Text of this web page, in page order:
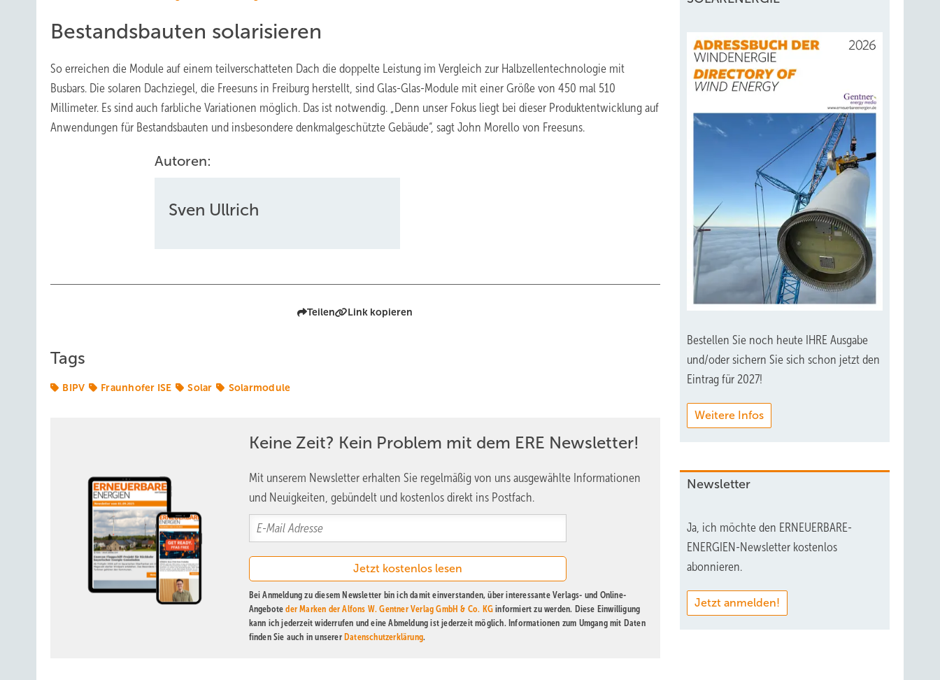
Bestandsbauten solarisieren
So erreichen die Module auf einem teilverschatteten Dach die doppelte Leistung im Vergleich zur Halbzellentechnologie mit
Busbars. Die solaren Dachziegel, die Freesuns in Freiburg herstellt, sind Glas-Glas-Module mit einer Größe von 450 mal 510
Millimeter. Es sind auch farbliche Variationen möglich. Das ist notwendig. „Denn unser Fokus liegt bei dieser Produktentwicklung auf
Anwendungen für Bestandsbauten und insbesondere denkmalgeschützte Gebäude“, sagt John Morello von Freesuns.
Autoren:
Sven Ullrich
Teilen Link kopieren
Tags
BIPV Fraunhofer ISE Solar Solarmodule
Keine Zeit? Kein Problem mit dem ERE Newsletter!
Mit unserem Newsletter erhalten Sie regelmäßig von uns ausgewählte Informationen
und Neuigkeiten, gebündelt und kostenlos direkt ins Postfach.
Bei Anmeldung zu diesem Newsletter bin ich damit einverstanden, über interessante Verlags- und Online-
Angeboteder Marken der Alfons W. Gentner Verlag GmbH & Co. KG informiert zu werden. Diese Einwilligung
kann ich jederzeit widerrufen und eine Abmeldung ist jederzeit möglich. Informationen zum Umgang mit Daten
finden Sie auch in unserer Datenschutzerklärung.
Bestellen Sie noch heute IHRE Ausgabe
und/oder sichern Sie sich schon jetzt den
Eintrag für 2027!
Weitere Infos
Newsletter
Ja, ich möchte den ERNEUERBARE-
ENERGIEN-Newsletter kostenlos
abonnieren.
Jetzt anmelden!